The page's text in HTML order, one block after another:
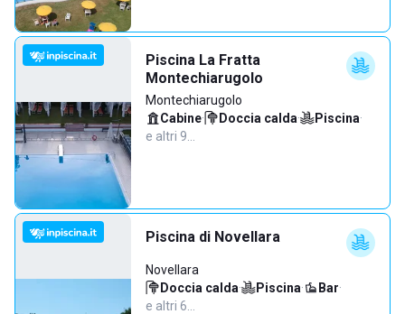
Piscina La Fratta
Montechiarugolo
Montechiarugolo
Cabine· Doccia calda· Piscina·
e altri 9…
Piscina di Novellara
Novellara
Doccia calda· Piscina· Bar·
e altri 6…